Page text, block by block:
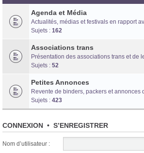
Agenda et Média
Actualités, médias et festivals en rapport
Sujets : 162
Associations trans
Présentation des associations trans et de
Sujets : 52
Petites Annonces
Revente de binders, packers et annonces
Sujets : 423
CONNEXION • S’ENREGISTRER
Nom d’utilisateur :